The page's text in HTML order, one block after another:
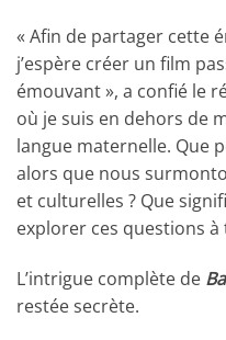
« Afin de partager cette
j’espère créer un film
émouvant », a confié le
où je suis en dehors de
langue maternelle. Que
alors que nous
et culturelles ? Que
explorer ces questions
L’intrigue complète de
restée secrète.